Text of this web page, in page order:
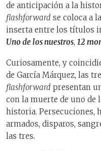
de anticipación a la
flashforward se coloca a
inserta entre los títulos
Uno de los nuestros, 12
Curiosamente, y
de García Márquez, las
flashforward presentan
con la muerte de uno de
historia. Persecuciones,
armados, disparos,
las tres.